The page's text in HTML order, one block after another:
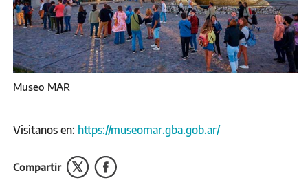
Museo MAR
Visitanos en: https://museomar.gba.gob.ar/
Compartir